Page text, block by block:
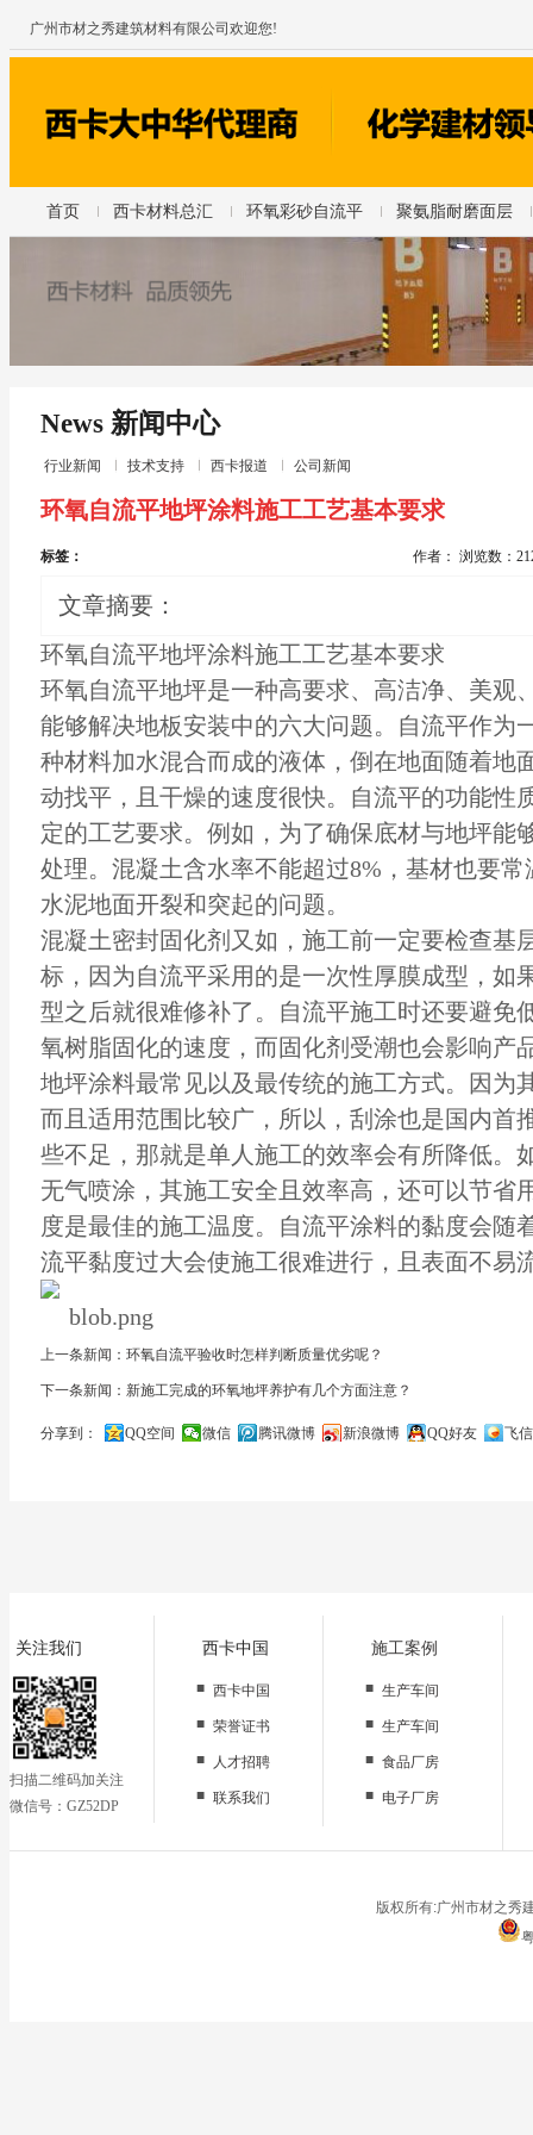
广州市材之秀建筑材料有限公司欢迎您!
首页 西卡材料总汇 环氧彩砂自流平 聚氨脂耐磨面层
News 新闻中心
行业新闻 技术支持 西卡报道 公司新闻
环氧自流平地坪涂料施工工艺基本要求
标签： 作者： 浏览数：
文章摘要：
环氧自流平地坪涂料施工工艺基本要求
环氧自流平地坪是一种高要求、高洁净、美观
能够解决地板安装中的六大问题。自流平作为
种材料加水混合而成的液体，倒在地面随着地
动找平，且干燥的速度很快。自流平的功能性
定的工艺要求。例如，为了确保底材与地坪能
处理。混凝土含水率不能超过8%，基材也要
水泥地面开裂和突起的问题。
混凝土密封固化剂又如，施工前一定要检查基
标，因为自流平采用的是一次性厚膜成型，如
型之后就很难修补了。自流平施工时还要避免
氧树脂固化的速度，而固化剂受潮也会影响产
地坪涂料最常见以及最传统的施工方式。因为
而且适用范围比较广，所以，刮涂也是国内首
些不足，那就是单人施工的效率会有所降低。
无气喷涂，其施工安全且效率高，还可以节省
度是最佳的施工温度。自流平涂料的黏度会随
流平黏度过大会使施工很难进行，且表面不易
上一条新闻：环氧自流平验收时怎样判断质量优劣呢？
下一条新闻：新施工完成的环氧地坪养护有几个方面注意？
分享到： QQ空间 微信 腾讯微博 新浪微博 QQ好友
飞信
关注我们
扫描二维码加关注
微信号：GZ52DP
西卡中国
■ 西卡中国
■ 荣誉证书
■
人才招聘
■ 联系我们
施工案例
■ 生产车间
■ 生产车间
■ 食品厂房
■ 电子厂房
停车场
版权所有:广州市材之